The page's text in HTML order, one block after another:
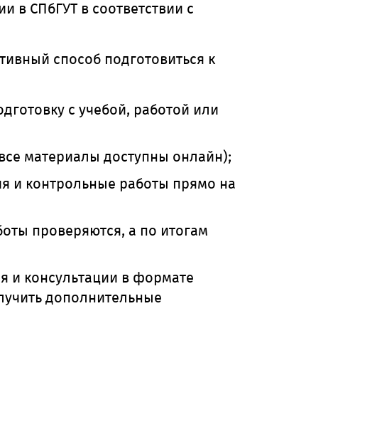
в СПбГУТ в соответствии с
способ подготовиться к
с учебой, работой или
материалы доступны онлайн);
и контрольные работы прямо на
проверяются, а по итогам
и консультации в формате
дополнительные